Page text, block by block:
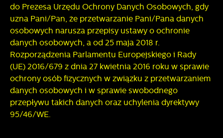
do Prezesa Urzędu Ochrony Danych Osobowych, gdy
uzna Pani/Pan, że przetwarzanie Pani/Pana danych
osobowych narusza przepisy ustawy o ochronie
danych osobowych, a od 25 maja 2018 r.
Rozporządzenia Parlamentu Europejskiego i Rady
(UE) 2016/679 z dnia 27 kwietnia 2016 roku w sprawie
ochrony osób fizycznych w związku z przetwarzaniem
danych osobowych i w sprawie swobodnego
przepływu takich danych oraz uchylenia dyrektywy
95/46/WE.